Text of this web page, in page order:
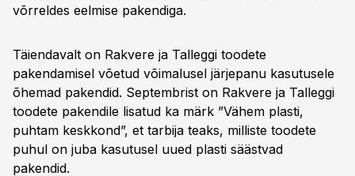
võrreldes eelmise pakendiga.
Täiendavalt on Rakvere ja Talleggi toodete
pakendamisel võetud võimalusel järjepanu kasutusele
õhemad pakendid. Septembrist on Rakvere ja Talleggi
toodete pakendile lisatud ka märk ”Vähem plasti,
puhtam keskkond”, et tarbija teaks, milliste toodete
puhul on juba kasutusel uued plasti säästvad
pakendid.